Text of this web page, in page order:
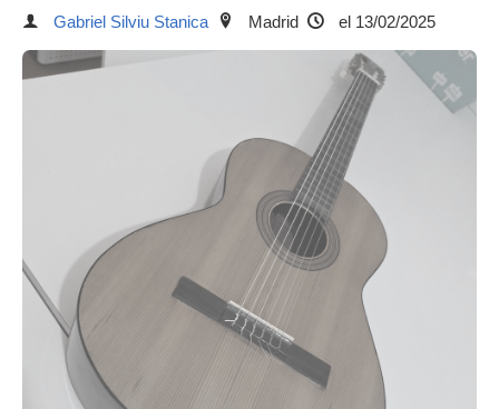
Gabriel Silviu Stanica Madrid el 13/02/2025